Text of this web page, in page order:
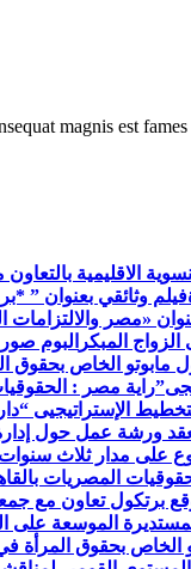
magnis est
الاقليمية بالتعاون
فيلم وثائقي بعنوان ”
«مصر والالتزامات
المبكر البوم صور 1
الخاص بحقوق
راية مصر :
الإستراتيجيى “
ورشة عمل حول
على مدار ثلاث
المصريات
برتكول تعاون مع
الموسعة
الخاص بحقوق المرأة